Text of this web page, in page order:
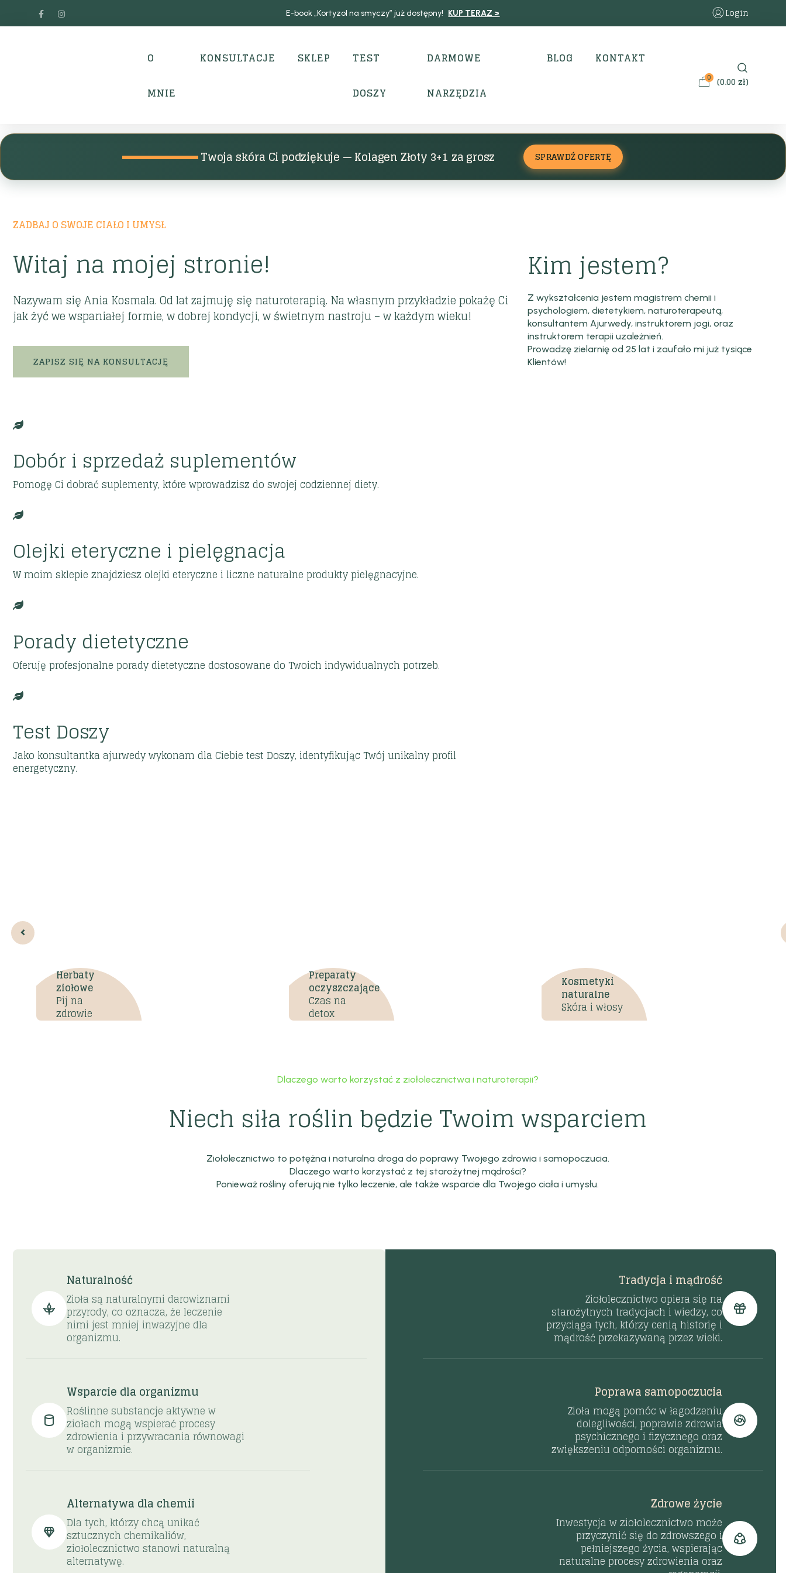
E-book „Kortyzol na smyczy” już dostępny! KUP TERAZ > Login
O
MNIE
KONSULTACJE SKLEP TEST
DOSZY
DARMOWE
NARZĘDZIA
BLOG KONTAKT
0 (0.00zł)
Twoja skóra Ci podziękuje — Kolagen Złoty 3+1 za grosz SPRAWDŹ OFERTĘ
Menopauza to
nie wyrok
Koniec z:
❌ Przybieraniem na wadze
❌ Brakiem energii
ZADBAJ O SWOJE CIAŁO I UMYSŁ
Witaj na mojej stronie!
Nazywam się Ania Kosmala. Od lat zajmuję się naturoterapią. Na własnym przykładzie pokażę Ci
jak żyć we wspaniałej formie, w dobrej kondycji, w świetnym nastroju – w każdym wieku!
ZAPISZ SIĘ NA KONSULTACJĘ
Dobór i sprzedaż suplementów
Pomogę Ci dobrać suplementy, które wprowadzisz do swojej codziennej diety.
Olejki eteryczne i pielęgnacja
W moim sklepie znajdziesz olejki eteryczne i liczne naturalne produkty pielęgnacyjne.
Porady dietetyczne
Oferuję profesjonalne porady dietetyczne dostosowane do Twoich indywidualnych potrzeb.
Test Doszy
Jako konsultantka ajurwedy wykonam dla Ciebie test Doszy, identyfikując Twój unikalny profil
energetyczny.
Kim jestem?
Z wykształcenia jestem magistrem chemii i
psychologiem, dietetykiem, naturoterapeutą,
konsultantem Ajurwedy, instruktorem jogi, oraz
instruktorem terapii uzależnień.
Prowadzę zielarnię od 25 lat i zaufało mi już tysiące
Klientów!
Herbaty
ziołowe
Pij na
zdrowie
Preparaty
oczyszczające
Czas na
detox
Kosmetyki
naturalne
Skóra i włosy
Dlaczego warto korzystać z ziołolecznictwa i naturoterapii?
Niech siła roślin będzie Twoim wsparciem
Ziołolecznictwo to potężna i naturalna droga do poprawy Twojego zdrowia i samopoczucia.
Dlaczego warto korzystać z tej starożytnej mądrości?
Ponieważ rośliny oferują nie tylko leczenie, ale także wsparcie dla Twojego ciała i umysłu.
Naturalność
Zioła są naturalnymi darowiznami
przyrody, co oznacza, że ​​leczenie
nimi jest mniej inwazyjne dla
organizmu.
Wsparcie dla organizmu
Roślinne substancje aktywne w
ziołach mogą wspierać procesy
zdrowienia i przywracania równowagi
w organizmie.
Alternatywa dla chemii
Dla tych, którzy chcą unikać
sztucznych chemikaliów,
ziołolecznictwo stanowi naturalną
alternatywę.
Tradycja i mądrość
Ziołolecznictwo opiera się na
starożytnych tradycjach i wiedzy, co
przyciąga tych, którzy cenią historię i
mądrość przekazywaną przez wieki.
Poprawa samopoczucia
Zioła mogą pomóc w łagodzeniu
dolegliwości, poprawie zdrowia
psychicznego i fizycznego oraz
zwiększeniu odporności organizmu.
Zdrowe życie
Inwestycja w ziołolecznictwo może
przyczynić się do zdrowszego i
pełniejszego życia, wspierając
naturalne procesy zdrowienia oraz